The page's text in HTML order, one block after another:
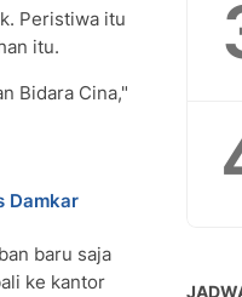
Peristiwa itu
itu.
Bidara Cina,"
Damkar
baru saja
ke kantor